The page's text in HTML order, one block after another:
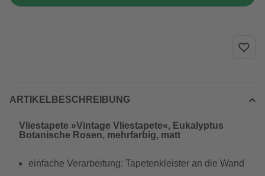
ARTIKELBESCHREIBUNG
Vliestapete »Vintage Vliestapete«, Eukalyptus
Botanische Rosen, mehrfarbig, matt
einfache Verarbeitung: Tapetenkleister an die Wand